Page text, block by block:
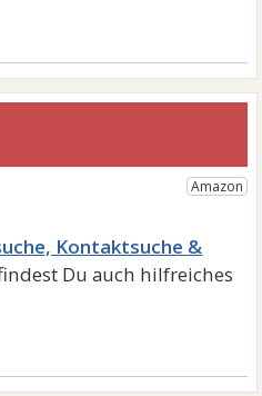
Kontaktsuche &